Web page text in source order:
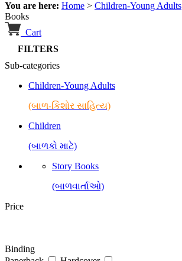
You are here: Home > Children-Young Adults
Books
Cart
FILTERS
Sub-categories
Children-Young Adults
(બાળ-કિશોર સાહિત્ય)
Children
(બાળકો માટે)
Story Books
(બાળવાર્તાઓ)
Price
Binding